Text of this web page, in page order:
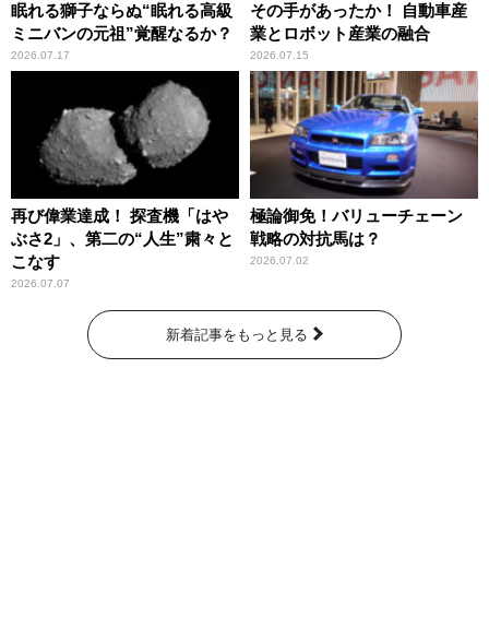
眠れる獅子ならぬ“眠れる高級
ミニバンの元祖”覚醒なるか？
2026.07.17
その手があったか！ 自動車産
業とロボット産業の融合
2026.07.15
再び偉業達成！ 探査機「はや
ぶさ2」、第二の“人生”粛々と
こなす
2026.07.07
極論御免！バリューチェーン
戦略の対抗馬は？
2026.07.02
新着記事をもっと見る